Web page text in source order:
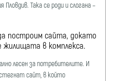
Така се роди и слогана –
построим сайта, докато
в комплекса.
лесен за потребителите. И
сайт, в който